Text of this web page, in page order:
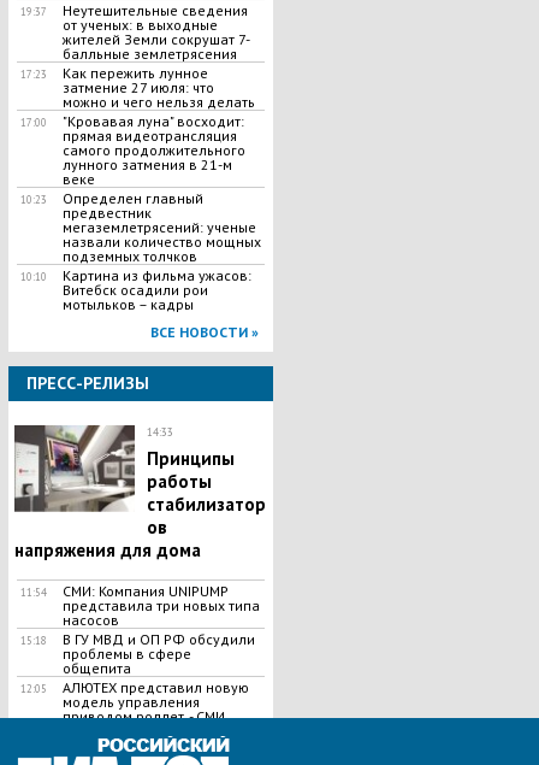
19:37
Неутешительные сведения
от ученых: в выходные
жителей Земли сокрушат 7-
балльные землетрясения
17:23
Как пережить лунное
затмение 27 июля: что
можно и чего нельзя делать
17:00
"Кровавая луна" восходит:
прямая видеотрансляция
самого продолжительного
лунного затмения в 21-м
веке
10:23
Определен главный
предвестник
мегаземлетрясений: ученые
назвали количество мощных
подземных толчков
10:10
Картина из фильма ужасов:
Витебск осадили рои
мотыльков – кадры
ВСЕ НОВОСТИ »
ПРЕСС-РЕЛИЗЫ
14:33
Принципы
работы
стабилизатор
ов
напряжения для дома
11:54
СМИ: Компания UNIPUMP
представила три новых типа
насосов
15:18
В ГУ МВД и ОП РФ обсудили
проблемы в сфере
общепита
12:05
АЛЮТЕХ представил новую
модель управления
приводом роллет, - СМИ
ВСЕ НОВОСТИ »